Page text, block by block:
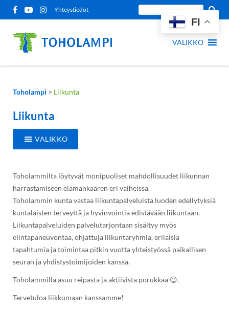
Siirry
sisältöön
Yhteystiedot
sivustolta:
VALIKKO
Toholampi > Liikunta
Liikunta
VALIKKO
Toholammilta löytyvät monipuoliset mahdollisuudet liikunnan
harrastamiseen elämänkaaren eri vaiheissa.
Toholammin kunta vastaa liikuntapalveluista luoden edellytyksiä
kuntalaisten terveyttä ja hyvinvointia edistävään liikuntaan.
Liikuntapalveluiden palvelutarjontaan sisältyy myös
elintapaneuvontaa, ohjattuja liikuntaryhmiä, erilaisia
tapahtumia ja toimintaa pitkin vuotta yhteistyössä paikallisen
seuran ja yhdistystoimijoiden kanssa.
Toholammilla asuu reipasta ja aktiivista porukkaa 😊.
Tervetuloa liikkumaan kanssamme!
FI